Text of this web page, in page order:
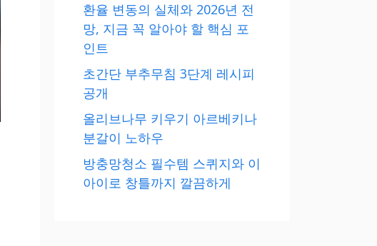
환율 변동의 실체와 2026년 전
망, 지금 꼭 알아야 할 핵심 포
인트
초간단 부추무침 3단계 레시피
공개
올리브나무 키우기 아르베키나
분갈이 노하우
방충망청소 필수템 스퀴지와 이
아이로 창틀까지 깔끔하게